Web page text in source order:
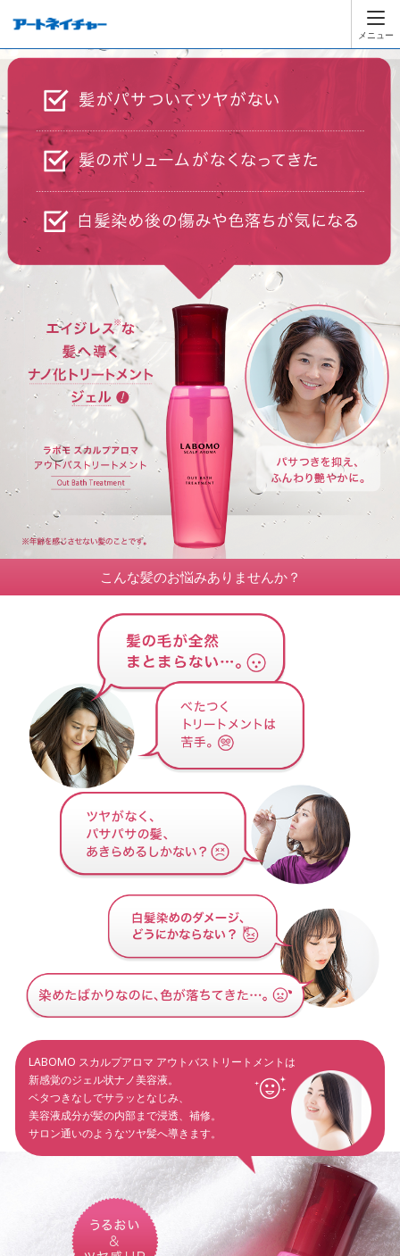
こんな髪のお悩みありませんか？
LABOMO スカルプアロマ アウトバストリートメントは
新感覚のジェル状ナノ美容液。
ベタつきなしでサラッとなじみ、
美容液成分が髪の内部まで浸透、補修。
サロン通いのようなツヤ髪へ導きます。